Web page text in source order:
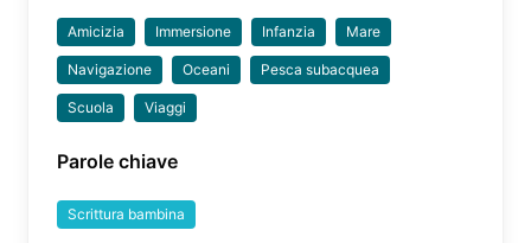
Amicizia Immersione Infanzia Mare
Navigazione Oceani Pesca subacquea
Scuola Viaggi
Parole chiave
Scrittura bambina